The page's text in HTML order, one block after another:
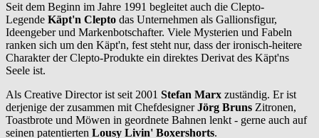
Seit dem Beginn im Jahre 1991 begleitet auch die Clepto-
Legende Käpt'n Clepto das Unternehmen als Gallionsfigur,
Ideengeber und Markenbotschafter. Viele Mysterien und Fabeln
ranken sich um den Käpt'n, fest steht nur, dass der ironisch-heitere
Charakter der Clepto-Produkte ein direktes Derivat des Käpt'ns
Seele ist.
Als Creative Director ist seit 2001 Stefan Marx zuständig. Er ist
derjenige der zusammen mit ChefdesignerJörg Bruns Zitronen,
Toastbrote und Möwen in geordnete Bahnen lenkt - gerne auch auf
seinen patentierten Lousy Livin' Boxershorts.